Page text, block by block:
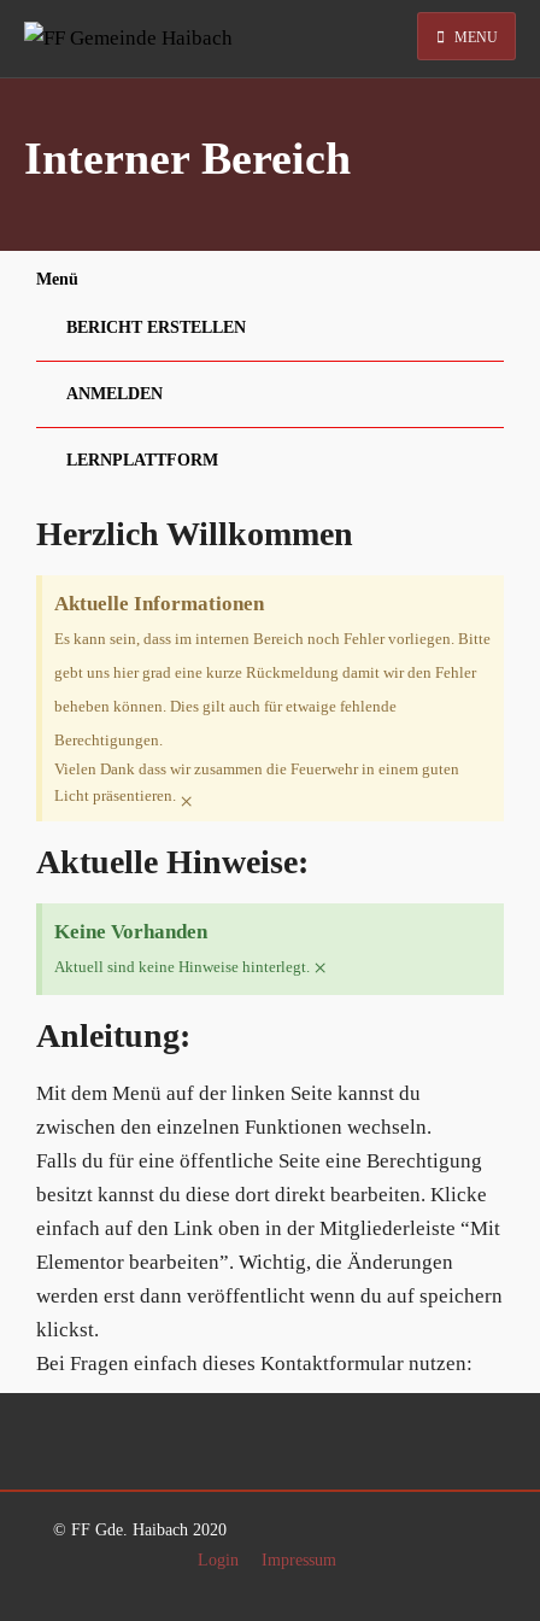
MENU
Interner Bereich
Menü
BERICHT ERSTELLEN
ANMELDEN
LERNPLATTFORM
Herzlich Willkommen
Aktuelle Informationen
Es kann sein, dass im internen Bereich noch Fehler vorliegen. Bitte
gebt uns hier grad eine kurze Rückmeldung damit wir den Fehler
beheben können. Dies gilt auch für etwaige fehlende
Berechtigungen.
Vielen Dank dass wir zusammen die Feuerwehr in einem guten
Licht präsentieren. ×
Aktuelle Hinweise:
Keine Vorhanden
Aktuell sind keine Hinweise hinterlegt. ×
Anleitung:
Mit dem Menü auf der linken Seite kannst du
zwischen den einzelnen Funktionen wechseln.
Falls du für eine öffentliche Seite eine Berechtigung
besitzt kannst du diese dort direkt bearbeiten. Klicke
einfach auf den Link oben in der Mitgliederleiste “Mit
Elementor bearbeiten”. Wichtig, die Änderungen
werden erst dann veröffentlicht wenn du auf speichern
klickst.
Bei Fragen einfach dieses Kontaktformular nutzen:
© FF Gde. Haibach 2020
Login
Impressum